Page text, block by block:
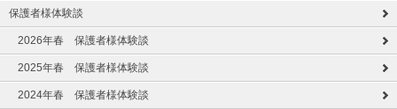
保護者様体験談
2026年春 保護者様体験談
2025年春 保護者様体験談
2024年春 保護者様体験談